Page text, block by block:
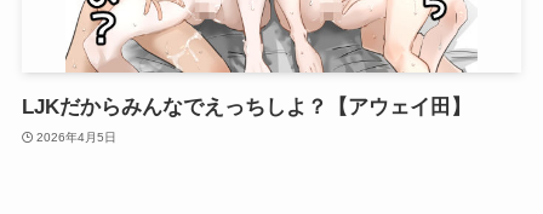
LJKだからみんなでえっちしよ？【アウェイ田】
2026年4月5日